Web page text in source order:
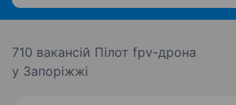
710 вакансій Пілот fpv-дрона
у Запоріжжі